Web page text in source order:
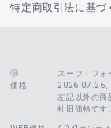
特定商取引法に基づ
価格
スーツ・フ
2026.07.26
左記以外の
社旧価格です